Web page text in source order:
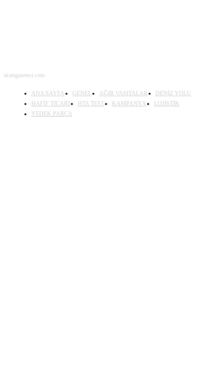
ticarigazetesi.com
ANA SAYFA GENEL AĞIR VASITALAR
DENİZ YOLU
HAFİF TİCARİ
HTA TEST KAMPANYA
LOJİSTİK
YEDEK PARÇA